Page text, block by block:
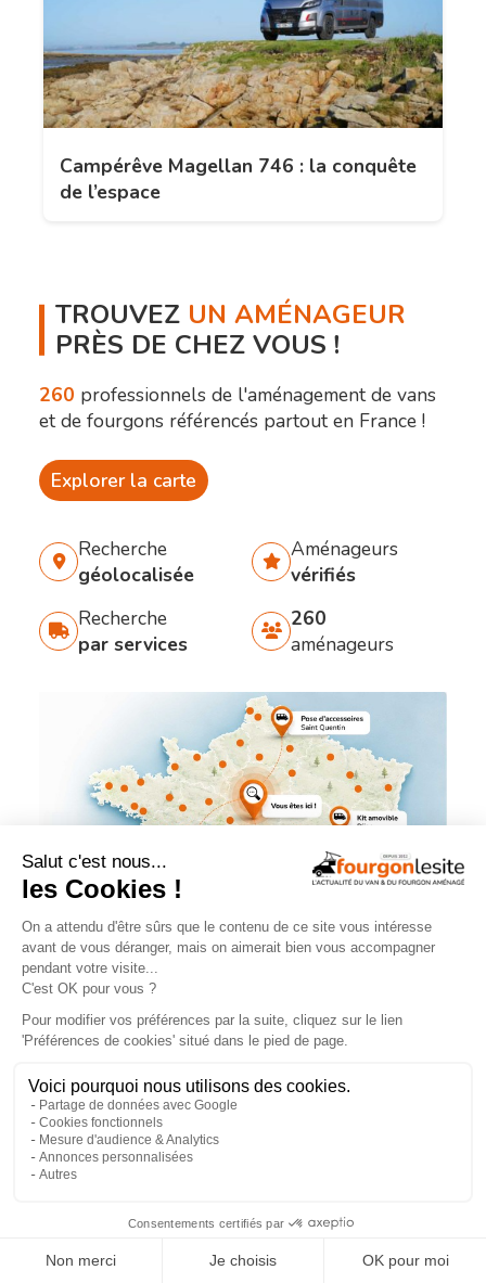
Campérêve Magellan 746 : la conquête
de l’espace
TROUVEZ UN AMÉNAGEUR
PRÈS DE CHEZ VOUS !
260 professionnels de l'aménagement de vans
et de fourgons référencés partout en France !
Explorer la carte
Recherche
géolocalisée
Aménageurs
vérifiés
Recherche
par services
260
aménageurs
NOS ÉVÉNEMENTS